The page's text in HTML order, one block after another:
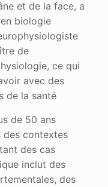
et de la face, a
biologie
de
ce qui
avec des
de la santé​
de 50 ans
des contextes
des cas
inclut des
des